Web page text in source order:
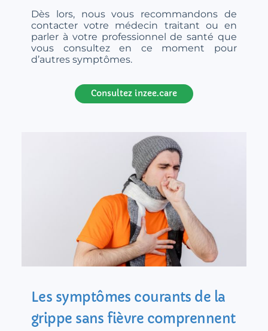
Dès lors, nous vous recommandons de
contacter votre médecin traitant ou en
parler à votre professionnel de santé que
vous consultez en ce moment pour
d’autres symptômes.
Consultez inzee.care
Les symptômes courants de la
grippe sans fièvre comprennent